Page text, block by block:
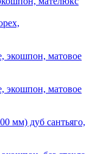
экошпон, матовое
экошпон, матовое
мм) дуб сантьяго,